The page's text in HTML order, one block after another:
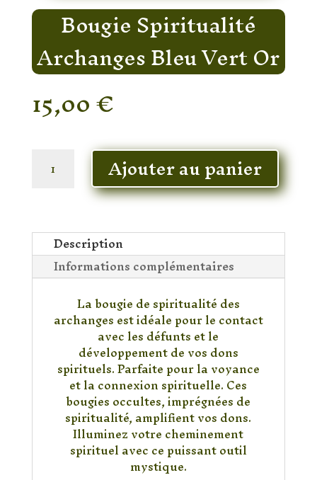
Bougie Spiritualité
Archanges Bleu Vert Or
15,00€
Spiritualité
Bleu
Vert
Ajouter au panier
Description
Informations complémentaires
La bougie de spiritualité des
archanges est idéale pour le contact
avec les défunts et le
développement de vos dons
spirituels. Parfaite pour la voyance
et la connexion spirituelle. Ces
bougies occultes, imprégnées de
spiritualité, amplifient vos dons.
Illuminez votre cheminement
spirituel avec ce puissant outil
mystique.